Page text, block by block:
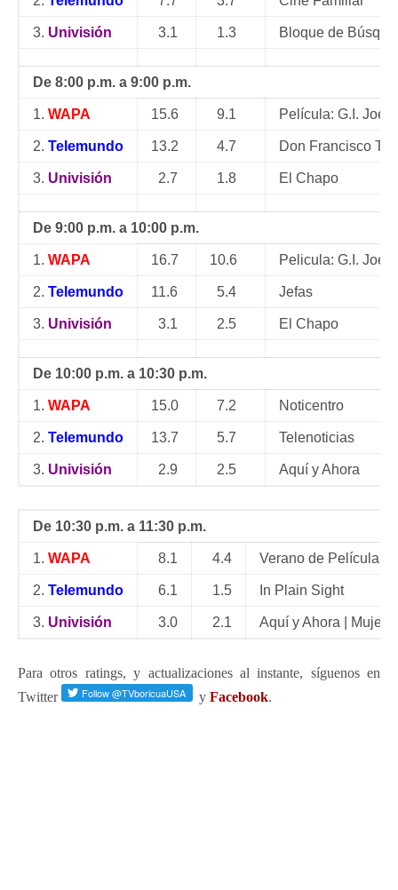
3. Univisión 3.1 1.3 Bloque de
De 8:00 p.m. a 9:00 p.m.
1. WAPA 15.6 9.1 Película: G.I. Joe:
2. Telemundo 13.2 4.7 Don Francisco Te
3. Univisión 2.7 1.8 El Chapo
De 9:00 p.m. a 10:00 p.m.
1. WAPA 16.7 10.6 Pelicula: G.I. Joe:
2. Telemundo 11.6 5.4 Jefas
3. Univisión 3.1 2.5 El Chapo
De 10:00 p.m. a 10:30 p.m.
1. WAPA 15.0 7.2 Noticentro
2. Telemundo 13.7 5.7 Telenoticias
3. Univisión 2.9 2.5 Aquí y Ahora
De 10:30 p.m. a 11:30 p.m.
1. WAPA 8.1 4.4 Verano de Película
2. Telemundo 6.1 1.5 In Plain Sight
3. Univisión 3.0 2.1 Aquí y Ahora |
Para otros ratings, y actualizaciones al instante, síguenos en
Twitter
y Facebook.